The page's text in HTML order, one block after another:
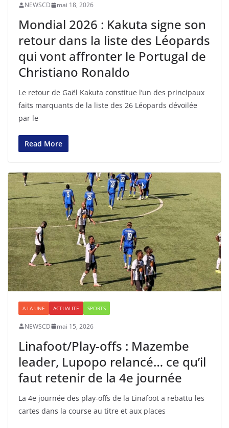
NEWSCD mai 18, 2026
Mondial 2026 : Kakuta signe son
retour dans la liste des Léopards
qui vont affronter le Portugal de
Christiano Ronaldo
Le retour de Gaël Kakuta constitue l’un des principaux
faits marquants de la liste des 26 Léopards dévoilée
par le
Read More
A LA UNE ACTUALITE SPORTS
NEWSCD mai 15, 2026
Linafoot/Play-offs : Mazembe
leader, Lupopo relancé… ce qu’il
faut retenir de la 4e journée
La 4e journée des play-offs de la Linafoot a rebattu les
cartes dans la course au titre et aux places